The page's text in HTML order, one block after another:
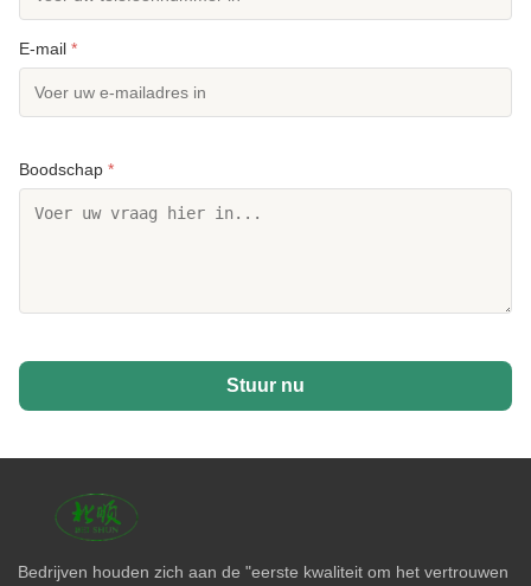
E-mail *
Boodschap *
Stuur nu
Bedrijven houden zich aan de "eerste kwaliteit om het vertrouwen